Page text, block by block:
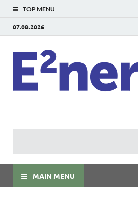
TOP MENU
07.08.2026
MAIN MENU